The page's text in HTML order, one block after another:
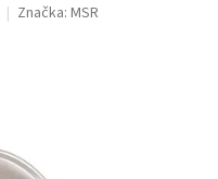
Značka: MSR